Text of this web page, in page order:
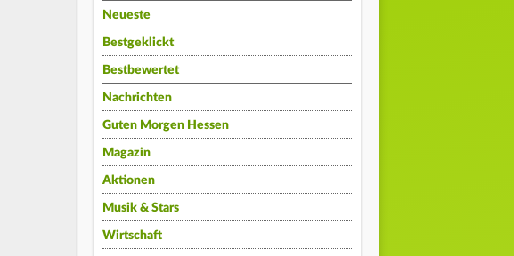
Neueste
Bestgeklickt
Bestbewertet
Nachrichten
Guten Morgen Hessen
Magazin
Aktionen
Musik & Stars
Wirtschaft